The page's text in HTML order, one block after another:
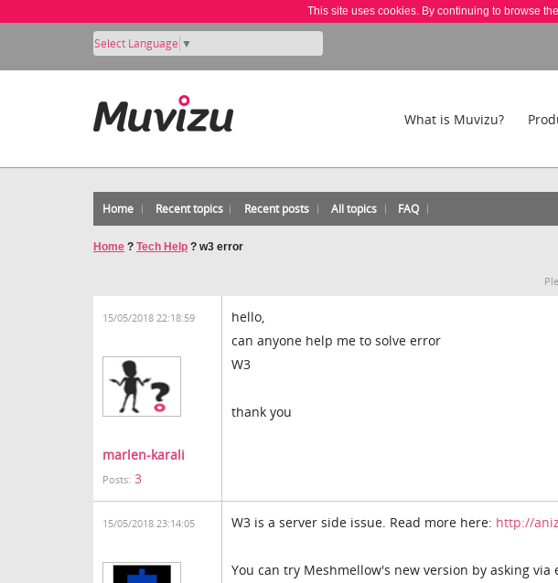
This site uses cookies. By continuing to browse
Select Language ▼
What is Muvizu?
Home Recent topics Recent posts All topics FAQ
Home ? Tech Help ? w3 error
15/05/2018 22:18:59
marlen-karali
Posts: 3
hello,
can anyone help me to solve error
W3
thank you
15/05/2018 23:14:05 W3 is a server side issue. Read more here: http://
You can try Meshmellow's new version by asking via